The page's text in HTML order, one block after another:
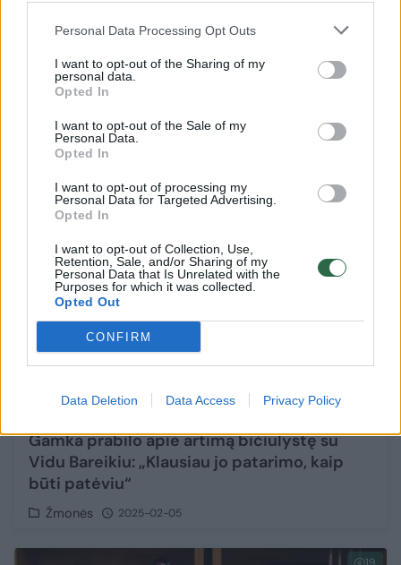
Personal Data Processing Opt Outs
I want to opt-out of the Sharing of my
personal data.
Opted In
I want to opt-out of the Sale of my
Personal Data.
Opted In
I want to opt-out of processing my
Personal Data for Targeted Advertising.
Opted In
I want to opt-out of Collection, Use,
Retention, Sale, and/or Sharing of my
Personal Data that Is Unrelated with the
Purposes for which it was collected.
Opted Out
CONFIRM
Data Deletion Data Access Privacy Policy
Vaiko rankose – telefonas: patarė, kaip
saugiai įvesti atžalą į skaitmeninį pasaulį
Mokslas ir IT 2025-08-21
Gamka prabilo apie artimą bičiulystę su
Vidu Bareikiu: „Klausiau jo patarimo, kaip
būti patėviu“
Žmonės 2025-02-05